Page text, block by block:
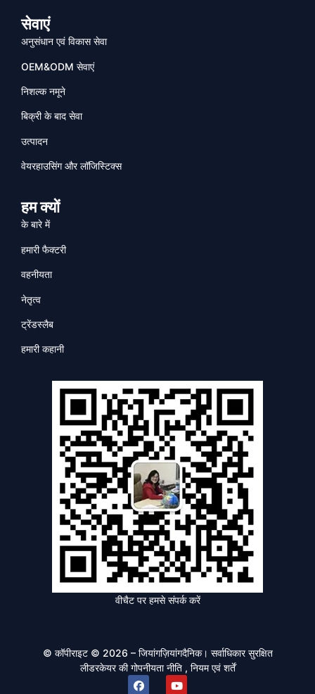
सेवाएं
अनुसंधान एवं विकास सेवा
OEM&ODM सेवाएं
निशल्क नमूने
बिक्री के बाद सेवा
उत्पादन
वेयरहाउसिंग और लॉजिस्टिक्स
हम क्यों
के बारे में
हमारी फैक्टरी
वहनीयता
नेतृत्व
ट्रेंडस्लैब
हमारी कहानी
वीचैट पर हमसे संपर्क करें
© कॉपीराइट © 2026 – जियांगज़ियांगदैनिक। सर्वाधिकार सुरक्षित
लीडरकेयर की गोपनीयता नीति , नियम एवं शर्तें